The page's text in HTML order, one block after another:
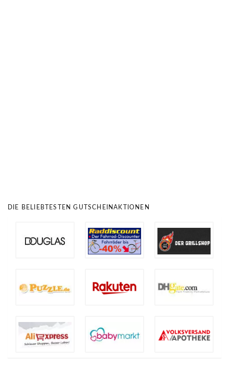
DIE BELIEBTESTEN GUTSCHEINAKTIONEN